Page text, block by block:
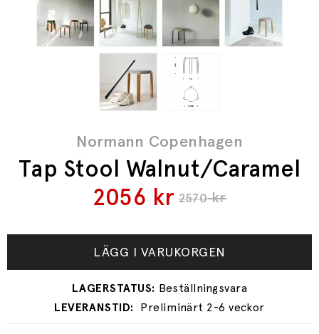
Normann Copenhagen
Tap Stool Walnut/Caramel
2570kr
2056 kr
LÄGG I VARUKORGEN
Preliminärt 2-6 veckor